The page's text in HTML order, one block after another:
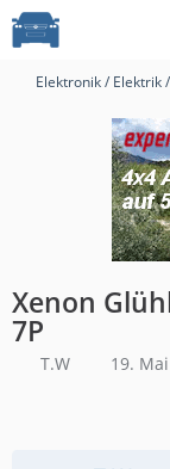
Elektronik / Elektrik
Xenon
7P
T.W 19.